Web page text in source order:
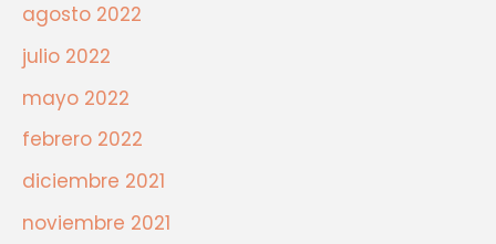
agosto 2022
julio 2022
mayo 2022
febrero 2022
diciembre 2021
noviembre 2021